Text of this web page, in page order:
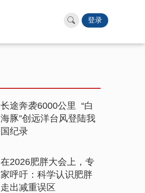
登录
长途奔袭6000公里 “白
海豚”创远洋台风登陆我
国纪录
在2026肥胖大会上，专
家呼吁：科学认识肥胖
走出减重误区